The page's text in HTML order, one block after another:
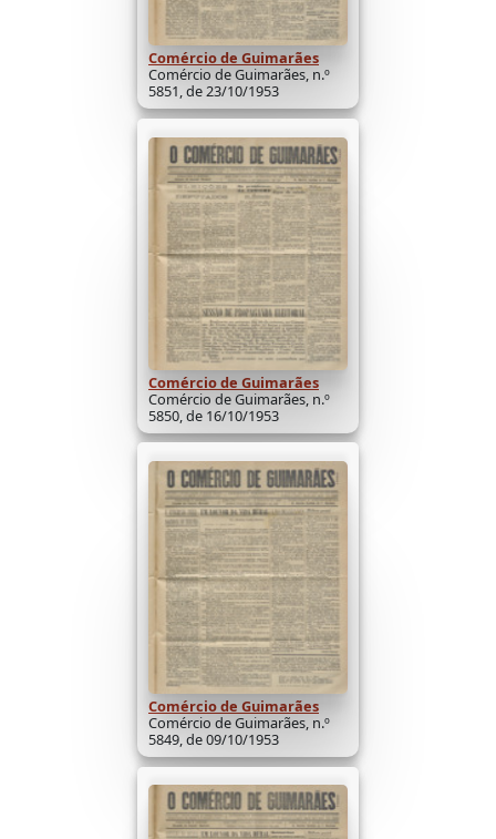
Comércio de Guimarães
Comércio de Guimarães, n.º
5851, de 23/10/1953
Comércio de Guimarães
Comércio de Guimarães, n.º
5850, de 16/10/1953
Comércio de Guimarães
Comércio de Guimarães, n.º
5849, de 09/10/1953